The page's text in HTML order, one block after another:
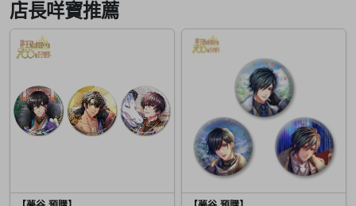
6
店長咩寶推薦